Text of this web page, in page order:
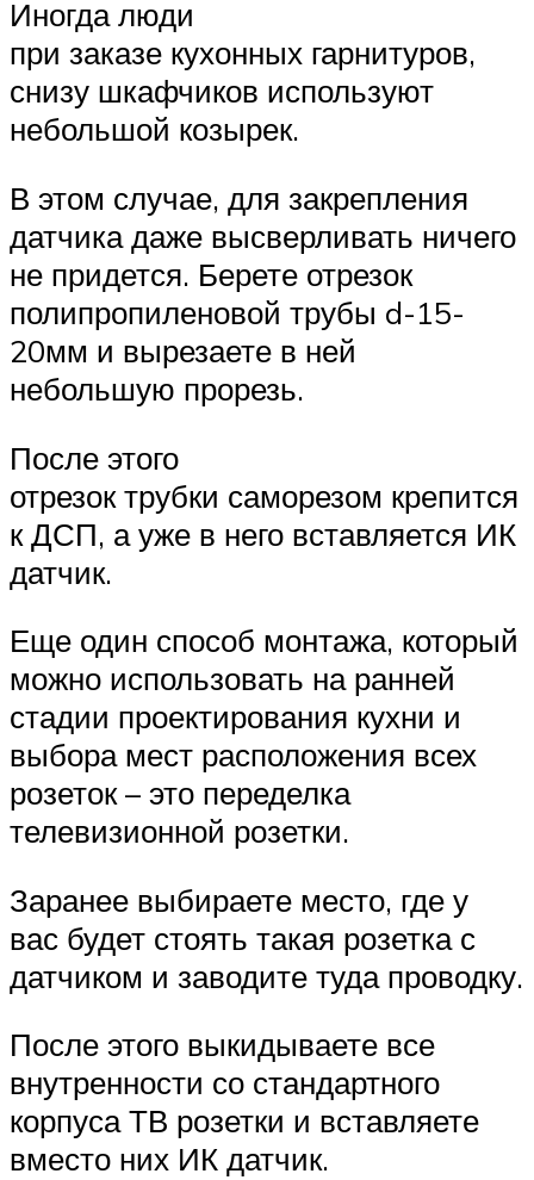
Иногда люди
при заказе кухонных гарнитуров,
снизу шкафчиков используют
небольшой козырек.
В этом случае, для закрепления
датчика даже высверливать ничего
не придется. Берете отрезок
полипропиленовой трубы d-15-
20мм и вырезаете в ней
небольшую прорезь.
После этого
отрезок трубки саморезом крепится
к ДСП, а уже в него вставляется ИК
датчик.
Еще один способ монтажа, который
можно использовать на ранней
стадии проектирования кухни и
выбора мест расположения всех
розеток – это переделка
телевизионной розетки.
Заранее выбираете место, где у
вас будет стоять такая розетка с
датчиком и заводите туда проводку.
После этого выкидываете все
внутренности со стандартного
корпуса ТВ розетки и вставляете
вместо них ИК датчик.